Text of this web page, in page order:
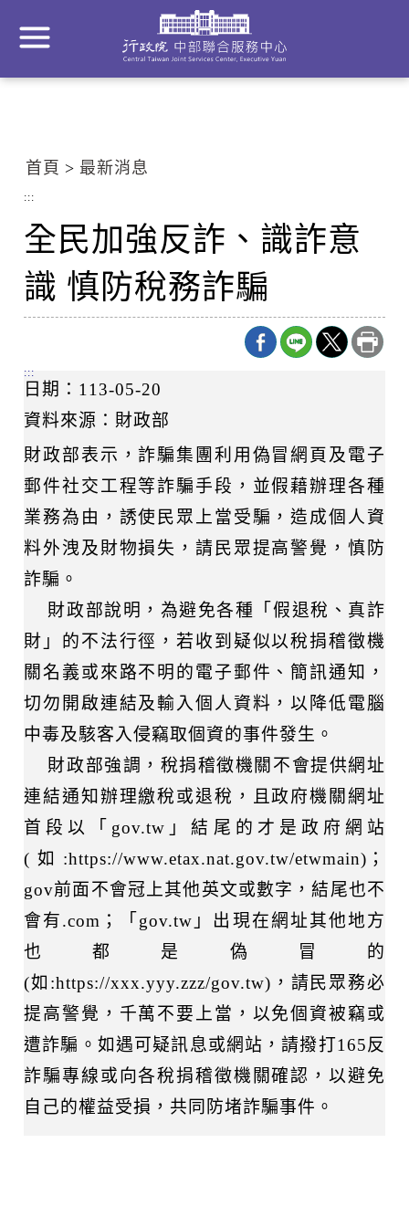
主
block
首頁 最新消息
:::
全民加強反詐、識詐意
識 慎防稅務詐騙
日期：113-05-20
資料來源：財政部
:::
財政部表示，詐騙集團利用偽冒網頁及電子
郵件社交工程等詐騙手段，並假藉辦理各種
業務為由，誘使民眾上當受騙，造成個人資
料外洩及財物損失，請民眾提高警覺，慎防
詐騙。
財政部說明，為避免各種「假退稅、真詐
財」的不法行徑，若收到疑似以稅捐稽徵機
關名義或來路不明的電子郵件、簡訊通知，
切勿開啟連結及輸入個人資料，以降低電腦
中毒及駭客入侵竊取個資的事件發生。
財政部強調，稅捐稽徵機關不會提供網址
連結通知辦理繳稅或退稅，且政府機關網址
首段以「gov.tw」結尾的才是政府網站
(如:https://www.etax.nat.gov.tw/etwmain)；
gov前面不會冠上其他英文或數字，結尾也不
會有.com；「gov.tw」出現在網址其他地方
也都是偽冒的
(如:https://xxx.yyy.zzz/gov.tw)，請民眾務必
提高警覺，千萬不要上當，以免個資被竊或
遭詐騙。如遇可疑訊息或網站，請撥打165反
詐騙專線或向各稅捐稽徵機關確認，以避免
自己的權益受損，共同防堵詐騙事件。